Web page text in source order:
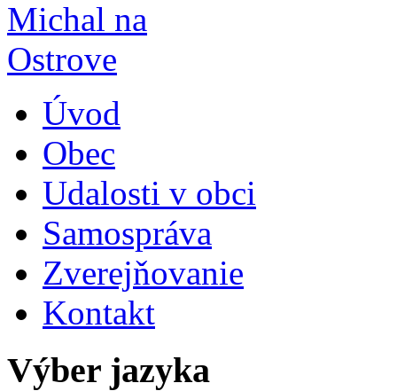
Úvod
Obec
Udalosti v obci
Samospráva
Zverejňovanie
Kontakt
Výber jazyka